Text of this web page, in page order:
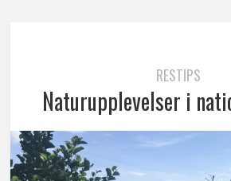
RESTIPS
Naturupplevelser i